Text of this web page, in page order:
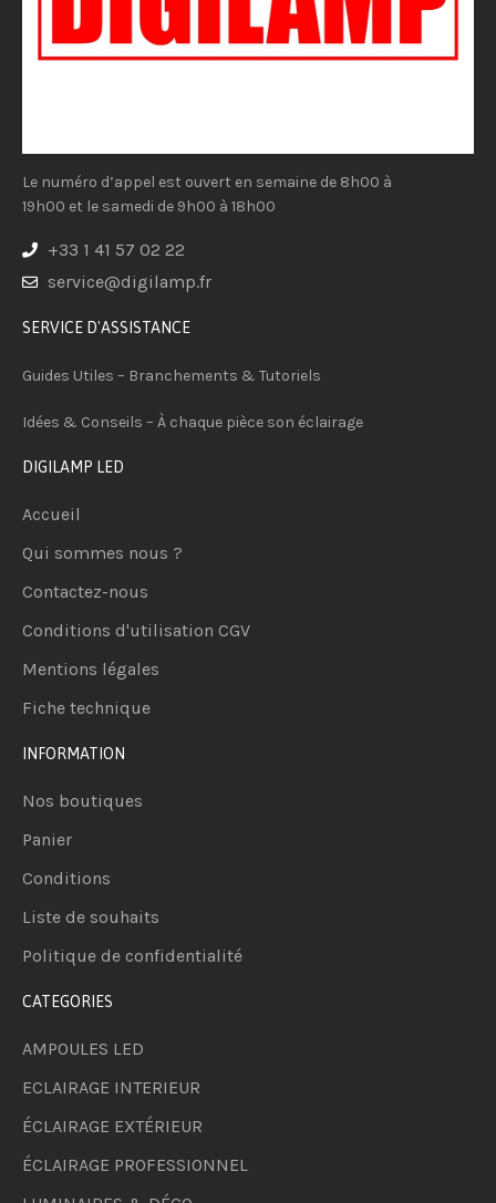
Le numéro d’appel est ouvert en semaine de 8h00 à
19h00 et le samedi de 9h00 à 18h00
+33 1 41 57 02 22
service@digilamp.fr
SERVICE D'ASSISTANCE
Guides Utiles – Branchements & Tutoriels
Idées & Conseils – À chaque pièce son éclairage
DIGILAMP LED
Accueil
Qui sommes nous ?
Contactez-nous
Conditions d'utilisation CGV
Mentions légales
Fiche technique
INFORMATION
Nos boutiques
Panier
Conditions
Liste de souhaits
Politique de confidentialité
CATEGORIES
AMPOULES LED
ECLAIRAGE INTERIEUR
ÉCLAIRAGE EXTÉRIEUR
ÉCLAIRAGE PROFESSIONNEL